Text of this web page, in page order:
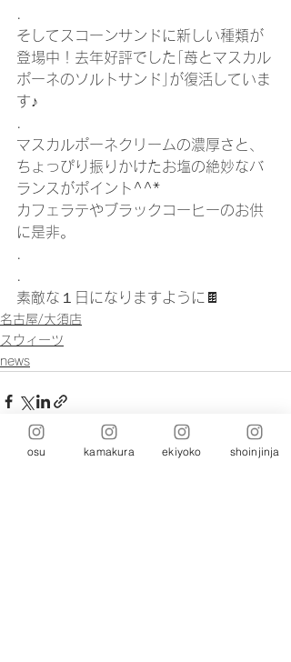
そしてスコーンサンドに新しい種類が
登場中！去年好評でした｢苺とマスカル
ポーネのソルトサンド｣が復活していま
す♪
マスカルポーネクリームの濃厚さと、
ちょっぴり振りかけたお塩の絶妙なバ
ランスがポイント^^*
カフェラテやブラックコーヒーのお供
に是非。
素敵な１日になりますように🍫
名古屋/大須店
スウィーツ
news
osu kamakura ekiyoko shoinjinja